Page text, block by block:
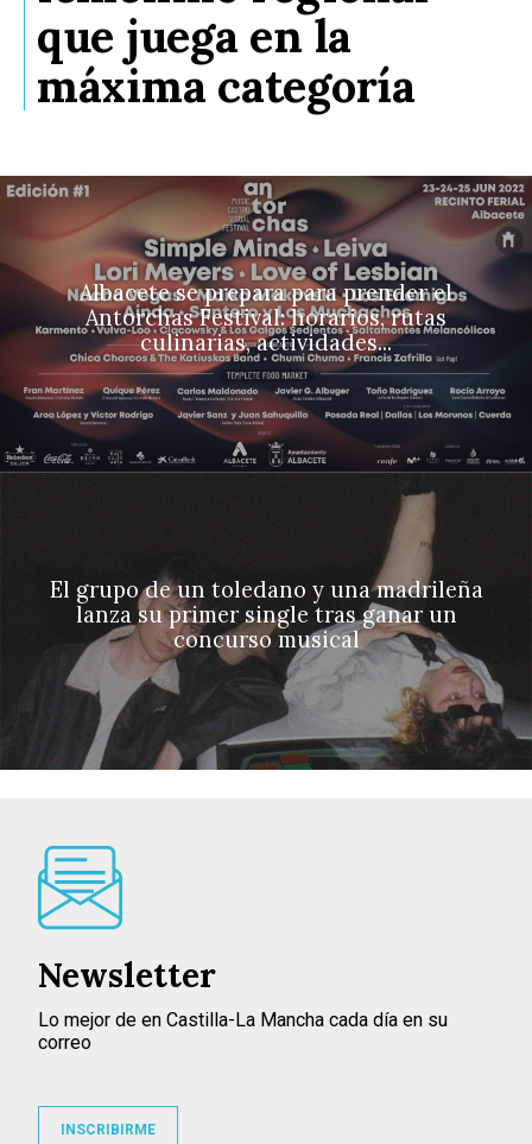
que juega en la
máxima categoría
Albacete se prepara para prender el
Antorchas Festival: horarios, rutas
culinarias, actividades...
El grupo de un toledano y una madrileña
lanza su primer single tras ganar un
concurso musical
Newsletter
Lo mejor de en Castilla-La Mancha cada día en su
correo
INSCRIBIRME